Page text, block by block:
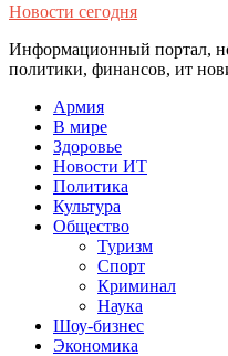
Новости сегодня
Информационный портал,
политики, финансов, ит
Армия
В мире
Здоровье
Новости ИТ
Политика
Культура
Общество
Туризм
Спорт
Криминал
Наука
Шоу-бизнес
Экономика